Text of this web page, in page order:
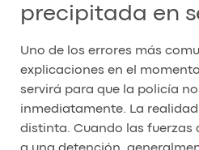
precipitada en
Uno de los errores más
explicaciones en el
servirá para que la policía
inmediatamente. La
distinta. Cuando las fuerzas